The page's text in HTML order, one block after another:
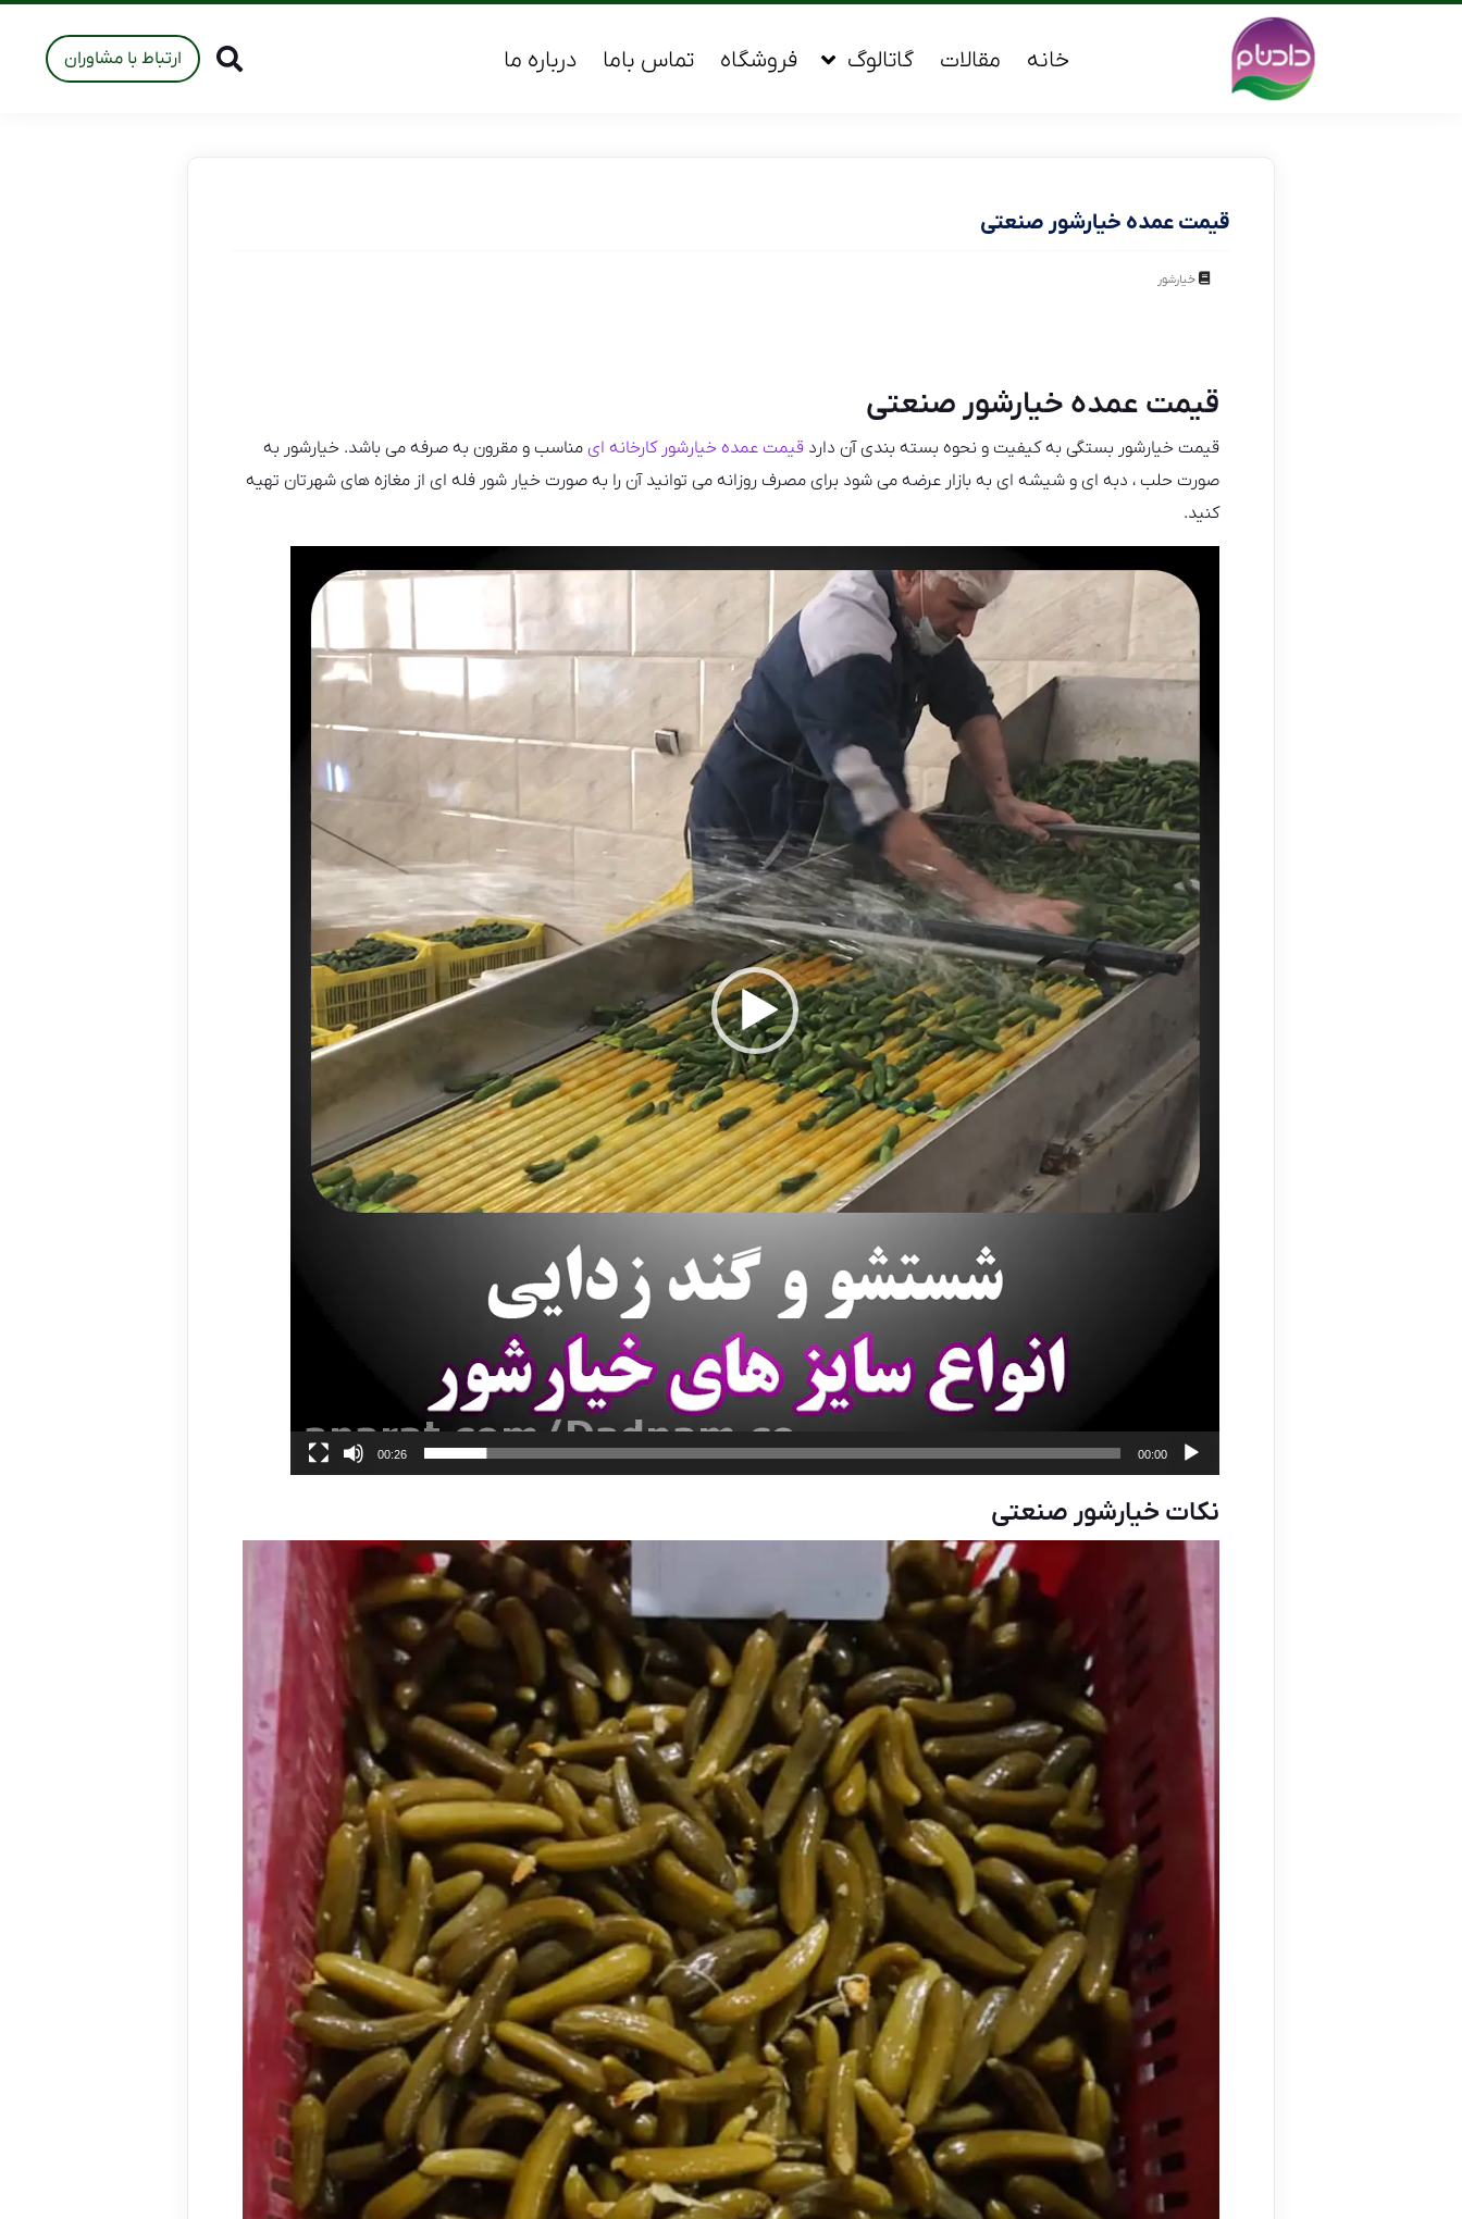
خانه مقالات گاتالوگ فروشگاه تماس باما درباره ما ارتباط با مشاوران
قیمت عمده خیارشور صنعتی
خیارشور
قیمت عمده خیارشور صنعتی
قیمت خیارشور بستگی به کیفیت و نحوه بسته بندی آن دارد قیمت عمده خیارشور کارخانه ای مناسب و مقرون به صرفه می باشد. خیارشور به
صورت حلب ، دبه ای و شیشه ای به بازار عرضه می شود برای مصرف روزانه می توانید آن را به صورت خیار شور فله ای از مغازه های شهرتان تهیه
کنید.
ویدیو
00:00
00:26
نکات خیارشور صنعتی